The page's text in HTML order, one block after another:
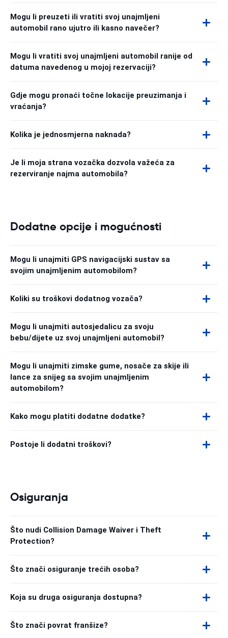
Mogu li preuzeti ili vratiti svoj unajmljeni
automobil rano ujutro ili kasno navečer?
Mogu li vratiti svoj unajmljeni automobil ranije od
datuma navedenog u mojoj rezervaciji?
Gdje mogu pronaći točne lokacije preuzimanja i
vraćanja?
Kolika je jednosmjerna naknada?
Je li moja strana vozačka dozvola važeća za
rezerviranje najma automobila?
Dodatne opcije i mogućnosti
Mogu li unajmiti GPS navigacijski sustav sa
svojim unajmljenim automobilom?
Koliki su troškovi dodatnog vozača?
Mogu li unajmiti autosjedalicu za svoju
bebu/dijete uz svoj unajmljeni automobil?
Mogu li unajmiti zimske gume, nosače za skije ili
lance za snijeg sa svojim unajmljenim
automobilom?
Kako mogu platiti dodatne dodatke?
Postoje li dodatni troškovi?
Osiguranja
Što nudi Collision Damage Waiver i Theft
Protection?
Što znači osiguranje trećih osoba?
Koja su druga osiguranja dostupna?
Što znači povrat franšize?